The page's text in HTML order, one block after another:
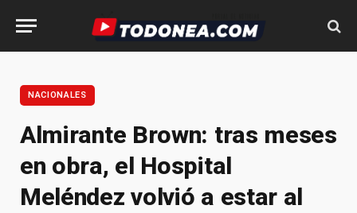
NACIONALES
Almirante Brown: tras meses
en obra, el Hospital
Meléndez volvió a estar al